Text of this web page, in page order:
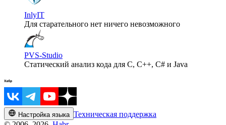
InlyIT
Для старательного нет ничего невозможного
PVS-Studio
Статический анализ кода для C, C++, C# и Java
Настройка языка Техническая поддержка